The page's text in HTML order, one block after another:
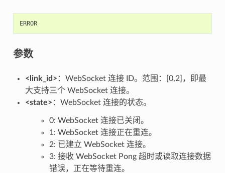
ERROR
参数
<link_id> ：WebSocket 连接 ID。范围：[0,2]，即最
大支持三个 WebSocket 连接。
<state> ：WebSocket 连接的状态。
0: WebSocket 连接已关闭。
1: WebSocket 连接正在重连。
2: 已建立 WebSocket 连接。
3: 接收 WebSocket Pong 超时或读取连接数据
错误，正在等待重连。